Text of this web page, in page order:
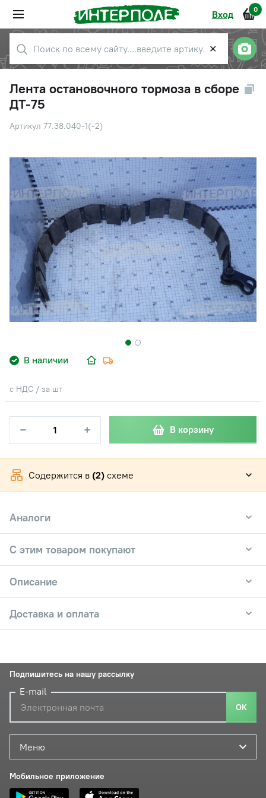
Вход 0
✕
Лента остановочного тормоза в сборе
ДТ-75
Артикул 77.38.040-1(-2)
В наличии
с НДС / за шт
− + В корзину
Содержится в (2) схеме
Аналоги
С этим товаром покупают
Описание
Доставка и оплата
Меню
Мобильное приложение
Подпишитесь на нашу рассылку
E-mail
ОК